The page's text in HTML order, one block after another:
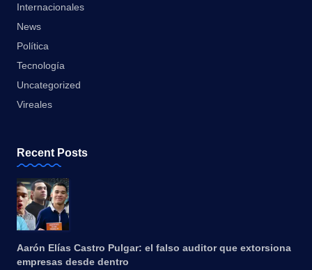
Internacionales
News
Política
Tecnología
Uncategorized
Vireales
Recent Posts
Aarón Elías Castro Pulgar: el falso auditor que extorsiona
empresas desde dentro